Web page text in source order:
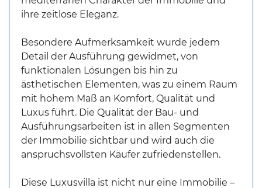
ihre zeitlose Eleganz.
Besondere Aufmerksamkeit wurde jedem
Detail der Ausführung gewidmet, von
funktionalen Lösungen bis hin zu
ästhetischen Elementen, was zu einem Raum
mit hohem Maß an Komfort, Qualität und
Luxus führt. Die Qualität der Bau- und
Ausführungsarbeiten ist in allen Segmenten
der Immobilie sichtbar und wird auch die
anspruchsvollsten Käufer zufriedenstellen.
Diese Luxusvilla ist nicht nur eine Immobilie –